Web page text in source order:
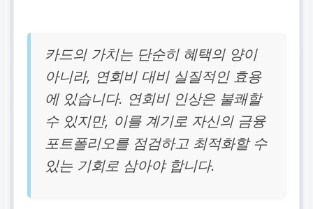
카드의 가치는 단순히 혜택의 양이
아니라, 연회비 대비 실질적인 효용
에 있습니다. 연회비 인상은 불쾌할
수 있지만, 이를 계기로 자신의 금융
포트폴리오를 점검하고 최적화할 수
있는 기회로 삼아야 합니다.